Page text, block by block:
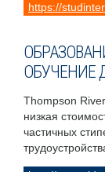
https://
ОБУЧЕНИЕ
Thompson
низкая
частичных